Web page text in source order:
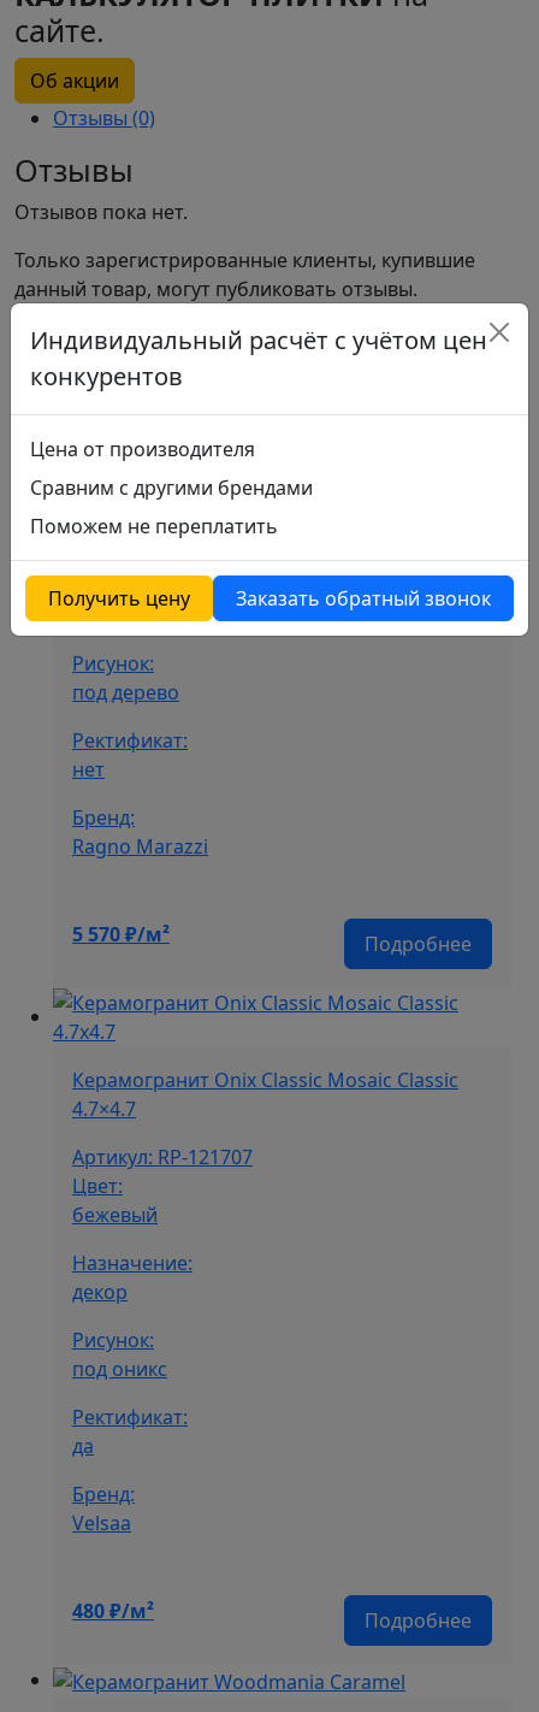
сайте.
Об акции
Отзывы (0)
Отзывы
Отзывов пока нет.
Только зарегистрированные клиенты, купившие
данный товар, могут публиковать отзывы.
Похожие
Артикул: R56D
коричневый
напольный
Рисунок:
под дерево
Ректификат:
нет
Бренд:
Ragno Marazzi
Подробнее
5 570₽/м²
Керамогранит Onix Classic Mosaic Classic
4.7×4.7
Артикул: RP-121707
Цвет:
бежевый
Назначение:
декор
Рисунок:
под оникс
Ректификат:
да
Бренд:
Velsaa
Подробнее
480₽/м²
Индивидуальный расчёт с учётом цен
конкурентов
Цена от производителя
Сравним с другими брендами
Поможем не переплатить
Получить цену Заказать обратный звонок